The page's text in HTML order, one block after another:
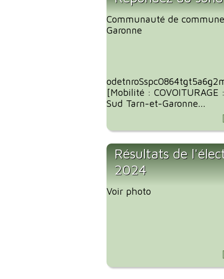
Communauté de
Garonne
[Mobilité : COVOITURAGE
Sud Tarn-et-Garonne...
Résultats de
2024
Voir photo